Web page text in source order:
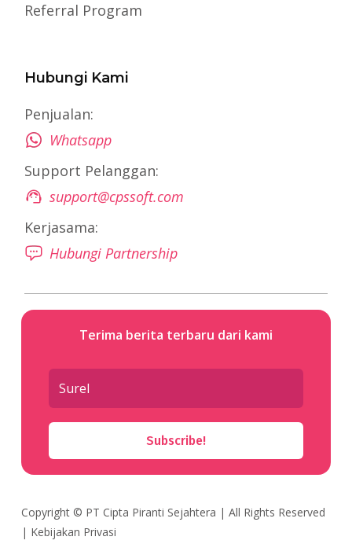
Referral Program
Hubungi Kami
Penjualan:
Whatsapp
Support Pelanggan:
support@cpssoft.com
Kerjasama:
Hubungi Partnership
Terima berita terbaru dari kami
Subscribe!
Copyright © PT Cipta Piranti Sejahtera | All Rights Reserved
| Kebijakan Privasi